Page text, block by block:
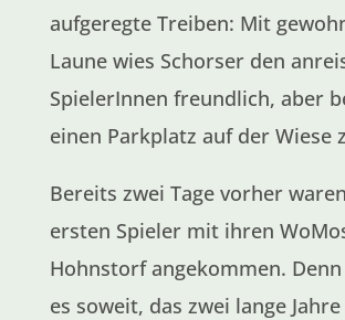
aufgeregte Treiben: Mit
Laune wies Schorser den
SpielerInnen freundlich, aber
einen Parkplatz auf der Wiese
Bereits zwei Tage vorher
ersten Spieler mit ihren
Hohnstorf angekommen.
es soweit, das zwei lange Jahre